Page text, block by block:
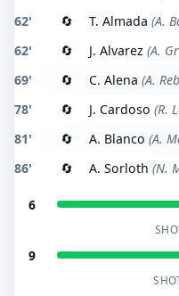
62' 🔄 T. Almada (A.
62' 🔄 J. Alvarez (A.
69' 🔄 C. Alena (A.
78' 🔄 J. Cardoso (R.
81' 🔄 A. Blanco (A.
86' 🔄 A. Sorloth (N.
6
9